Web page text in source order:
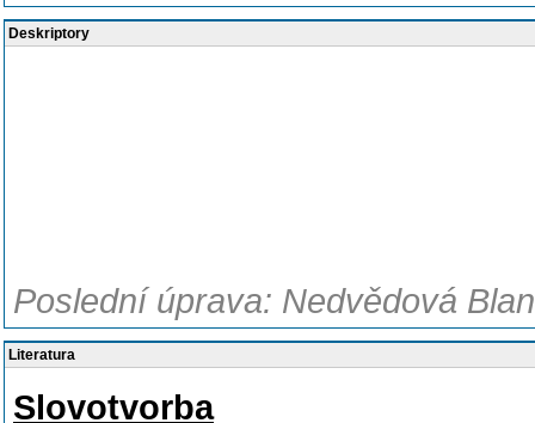
Deskriptory
Poslední úprava: Nedvědová
Literatura
Slovotvorba